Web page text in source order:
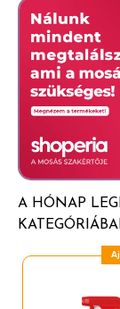
Allergiás
tartandó.
szabadban
A HÓNAP